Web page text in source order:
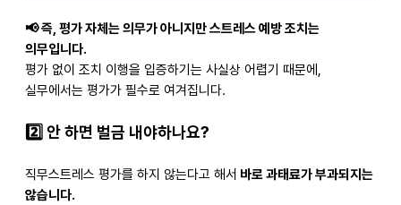
📢즉, 평가 자체는 의무가 아니지만 스트레스 예방 조치는
의무입니다.
평가 없이 조치 이행을 입증하기는 사실상 어렵기 때문에,
실무에서는 평가가 필수로 여겨집니다.
2️ 안 하면 벌금 내야하나요?
직무스트레스 평가를 하지 않는다고 해서 바로 과태료가 부과되지는
않습니다.